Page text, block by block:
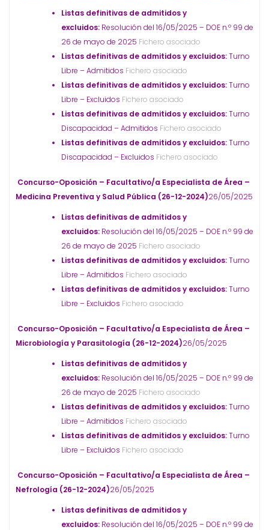
Listas definitivas de admitidos y
excluidos: Resolución del 16/05/2025 – DOE n.º 99 de
26 de mayo de 2025 Fichero asociado
Listas definitivas de admitidos y excluidos:Turno
Libre – Admitidos Fichero asociado
Listas definitivas de admitidos y excluidos:Turno
Libre – Excluidos Fichero asociado
Listas definitivas de admitidos y excluidos:Turno
Discapacidad – Admitidos Fichero asociado
Listas definitivas de admitidos y excluidos:Turno
Discapacidad – Excluidos Fichero asociado
Concurso-Oposición – Facultativo/a Especialista de Área –
Medicina Preventiva y Salud Pública (26-12-2024)26/05/2025
Listas definitivas de admitidos y
excluidos: Resolución del 16/05/2025 – DOE n.º 99 de
26 de mayo de 2025 Fichero asociado
Listas definitivas de admitidos y excluidos:Turno
Libre – Admitidos Fichero asociado
Listas definitivas de admitidos y excluidos:Turno
Libre – Excluidos Fichero asociado
Concurso-Oposición – Facultativo/a Especialista de Área –
Microbiología y Parasitología (26-12-2024)26/05/2025
Listas definitivas de admitidos y
excluidos: Resolución del 16/05/2025 – DOE n.º 99 de
26 de mayo de 2025 Fichero asociado
Listas definitivas de admitidos y excluidos:Turno
Libre – Admitidos Fichero asociado
Listas definitivas de admitidos y excluidos:Turno
Libre – Excluidos Fichero asociado
Concurso-Oposición – Facultativo/a Especialista de Área –
Nefrología (26-12-2024)26/05/2025
Listas definitivas de admitidos y
excluidos: Resolución del 16/05/2025 – DOE n.º 99 de